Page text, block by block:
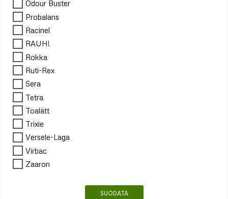
Odour Buster
Probalans
Racinel
RAUH!
Rokka
Ruti-Rex
Sera
Tetra
Toalätt
Trixie
Versele-Laga
Virbac
Zaaron
SUODATA